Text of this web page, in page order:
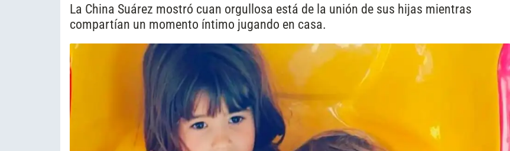
La China Suárez mostró cuan orgullosa está de la unión de sus hijas mientras
compartían un momento íntimo jugando en casa.